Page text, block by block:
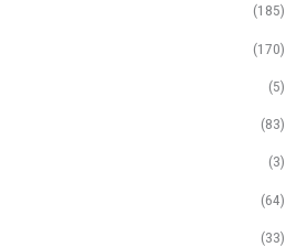
(185)
(170)
(5)
(83)
(3)
(64)
(33)